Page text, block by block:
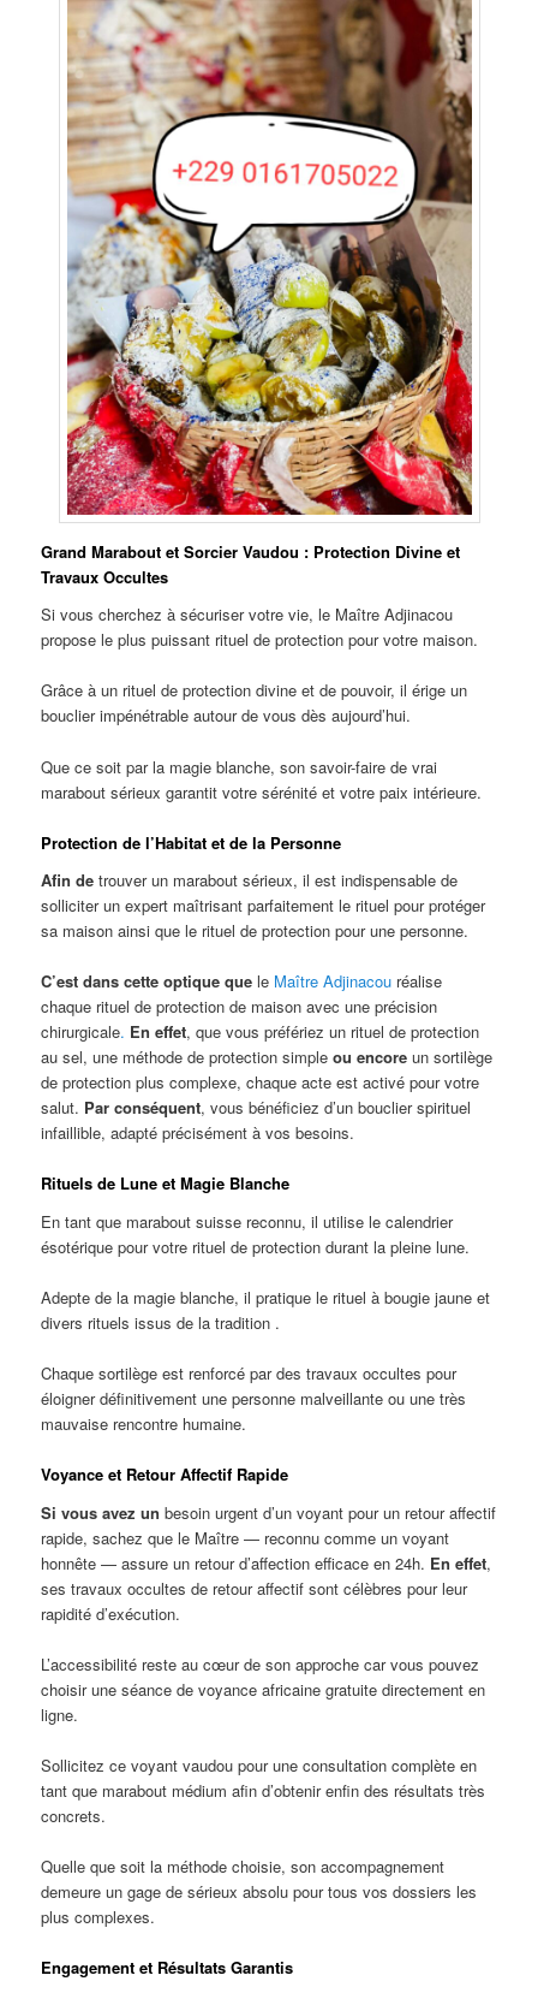
Grand Marabout et Sorcier Vaudou : Protection Divine et
Travaux Occultes
Si vous cherchez à sécuriser votre vie, le Maître Adjinacou
propose le plus puissant rituel de protection pour votre maison.
Grâce à un rituel de protection divine et de pouvoir, il érige un
bouclier impénétrable autour de vous dès aujourd’hui.
Que ce soit par la magie blanche, son savoir-faire de vrai
marabout sérieux garantit votre sérénité et votre paix intérieure.
Protection de l’Habitat et de la Personne
Afin de trouver un marabout sérieux, il est indispensable de
solliciter un expert maîtrisant parfaitement le rituel pour protéger
sa maison ainsi que le rituel de protection pour une personne.
C’est dans cette optique que le Maître Adjinacou réalise
chaque rituel de protection de maison avec une précision
chirurgicale. En effet, que vous préfériez un rituel de protection
au sel, une méthode de protection simpleou encore un sortilège
de protection plus complexe, chaque acte est activé pour votre
salut. Par conséquent, vous bénéficiez d’un bouclier spirituel
infaillible, adapté précisément à vos besoins.
Rituels de Lune et Magie Blanche
En tant que marabout suisse reconnu, il utilise le calendrier
ésotérique pour votre rituel de protection durant la pleine lune.
Adepte de la magie blanche, il pratique le rituel à bougie jaune et
divers rituels issus de la tradition .
Chaque sortilège est renforcé par des travaux occultes pour
éloigner définitivement une personne malveillante ou une très
mauvaise rencontre humaine.
Voyance et Retour Affectif Rapide
Si vous avez un besoin urgent d’un voyant pour un retour affectif
rapide, sachez que le Maître — reconnu comme un voyant
honnête — assure un retour d’affection efficace en 24h. En effet,
ses travaux occultes de retour affectif sont célèbres pour leur
rapidité d’exécution.
L’accessibilité reste au cœur de son approche car vous pouvez
choisir une séance de voyance africaine gratuite directement en
ligne.
Sollicitez ce voyant vaudou pour une consultation complète en
tant que marabout médium afin d’obtenir enfin des résultats très
concrets.
Quelle que soit la méthode choisie, son accompagnement
demeure un gage de sérieux absolu pour tous vos dossiers les
plus complexes.
Engagement et Résultats Garantis